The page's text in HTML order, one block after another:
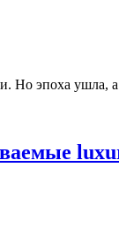
Но эпоха ушла,